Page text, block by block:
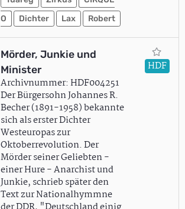
O
Dichter Lax Robert
Mörder, Junkie und
Minister
Archivnummer: HDF004251
Der Bürgersohn Johannes R.
Becher (1891-1958) bekannte
sich als erster Dichter
Westeuropas zur
Oktoberrevolution. Der
Mörder seiner Geliebten -
einer Hure - Anarchist und
Junkie, schrieb später den
Text zur Nationalhymmne
HDF